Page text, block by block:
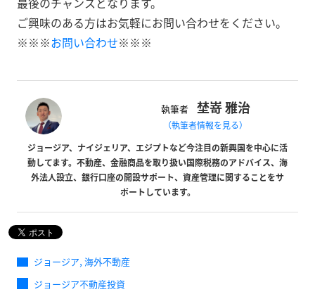
ご興味のある方はお気軽にお問い合わせをください。
※※※お問い合わせ※※※
執筆者 埜嵜 雅治
（執筆者情報を見る）
ジョージア、ナイジェリア、エジプトなど今注目の新興国を中心に活
動してます。不動産、金融商品を取り扱い国際税務のアドバイス、海
外法人設立、銀行口座の開設サポート、資産管理に関することをサ
ポートしています。
ジョージア, 海外不動産
ジョージア不動産投資